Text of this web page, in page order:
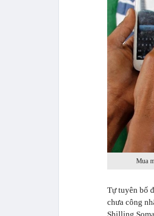
Mua
Tự tuyên bố
chưa công